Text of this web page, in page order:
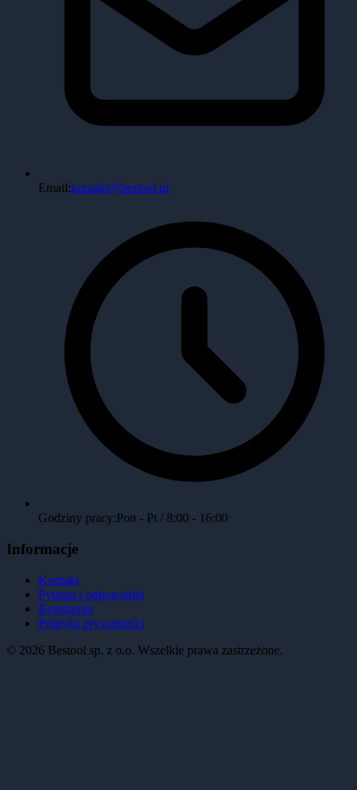
Email:kontakt@bestool.pl
Godziny pracy:Pon - Pt / 8:00 - 16:00
Informacje
Kontakt
Pytania i odpowiedzi
Regulamin
Polityka prywatności
© 2026 Bestool sp. z o.o. Wszelkie prawa zastrzeżone.